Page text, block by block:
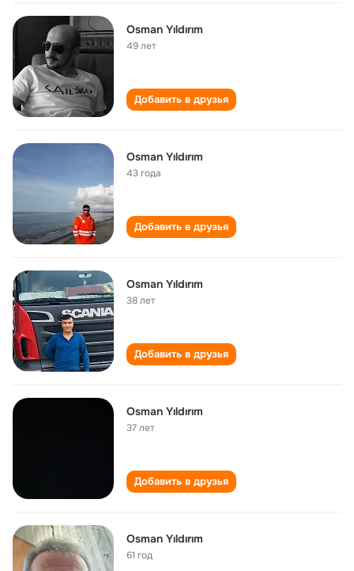
Osman Yıldırım
49 лет
Добавить в друзья
Osman Yıldırım
43 года
Добавить в друзья
Osman Yıldırım
38 лет
Добавить в друзья
Osman Yıldırım
37 лет
Добавить в друзья
Osman Yıldırım
61 год